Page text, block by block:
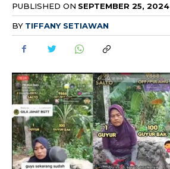
PUBLISHED ON SEPTEMBER 25, 2024
BY TIFFANY SETIAWAN